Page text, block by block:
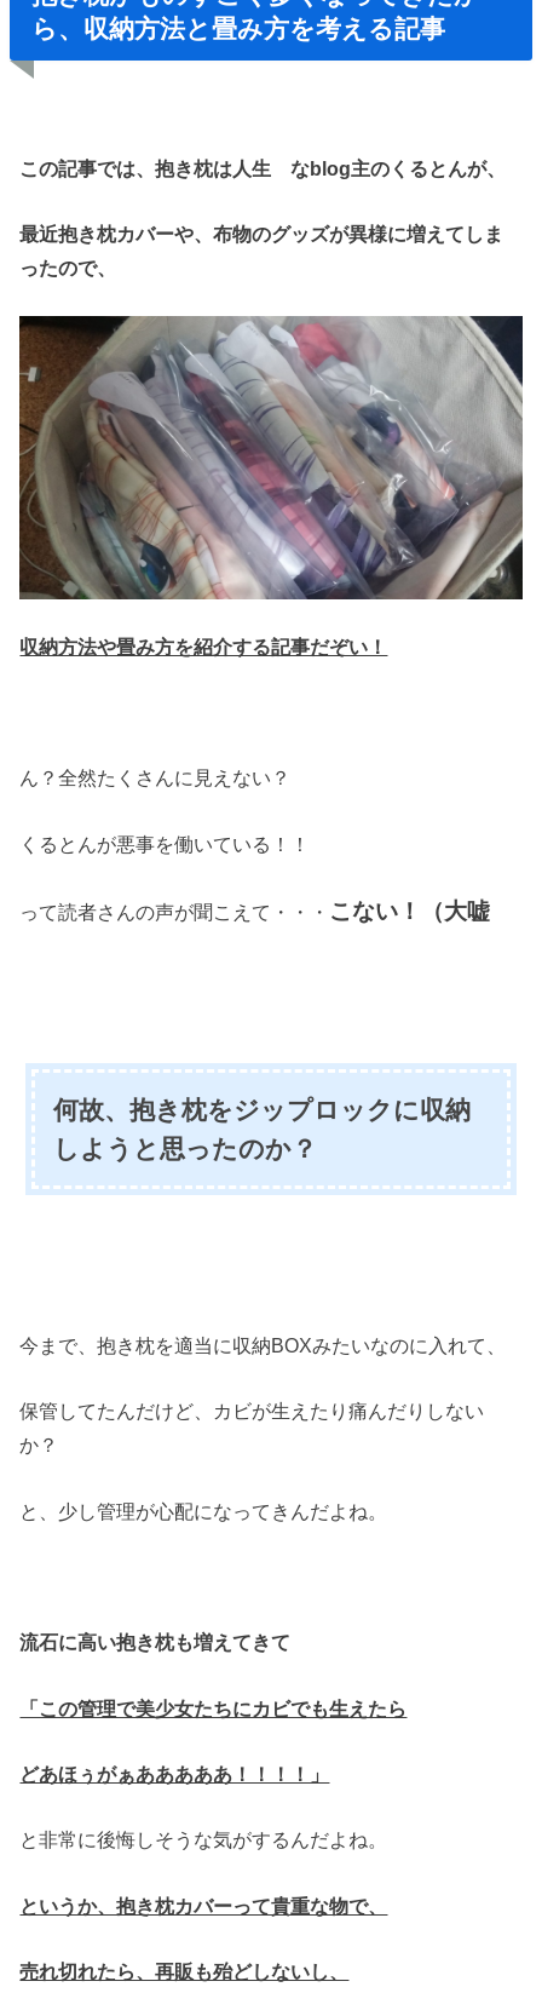
ら、収納方法と畳み方を考える記事
この記事では、抱き枕は人生 なblog主のくるとんが、
最近抱き枕カバーや、布物のグッズが異様に増えてしま
ったので、
収納方法や畳み方を紹介する記事だぞい！
ん？全然たくさんに見えない？
くるとんが悪事を働いている！！
って読者さんの声が聞こえて・・・ こない！（大嘘
何故、抱き枕をジップロックに収納
しようと思ったのか？
今まで、抱き枕を適当に収納BOXみたいなのに入れて、
保管してたんだけど、カビが生えたり痛んだりしない
か？
と、少し管理が心配になってきんだよね。
流石に高い抱き枕も増えてきて
「この管理で美少女たちにカビでも生えたら
どあほぅがぁあああああ！！！！」
と非常に後悔しそうな気がするんだよね。
というか、抱き枕カバーって貴重な物で、
売れ切れたら、再販も殆どしないし、